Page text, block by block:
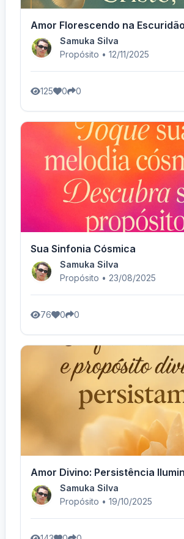
Amor Florescendo na
Samuka Silva
Propósito • 12/11/2025
125 0 0
Sua Sinfonia Cósmica
Samuka Silva
Propósito • 23/08/2025
76 0 0
Amor Divino: Persistência
Samuka Silva
Propósito • 19/10/2025